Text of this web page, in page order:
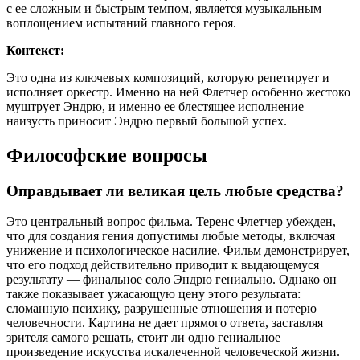
с ее сложным и быстрым темпом, является музыкальным
воплощением испытаний главного героя.
Контекст:
Это одна из ключевых композиций, которую репетирует и
исполняет оркестр. Именно на ней Флетчер особенно жестоко
муштрует Эндрю, и именно ее блестящее исполнение
наизусть приносит Эндрю первый большой успех.
Философские вопросы
Оправдывает ли великая цель любые средства?
Это центральный вопрос фильма. Теренс Флетчер убежден,
что для создания гения допустимы любые методы, включая
унижение и психологическое насилие. Фильм демонстрирует,
что его подход действительно приводит к выдающемуся
результату — финальное соло Эндрю гениально. Однако он
также показывает ужасающую цену этого результата:
сломанную психику, разрушенные отношения и потерю
человечности. Картина не дает прямого ответа, заставляя
зрителя самого решать, стоит ли одно гениальное
произведение искусства искалеченной человеческой жизни.